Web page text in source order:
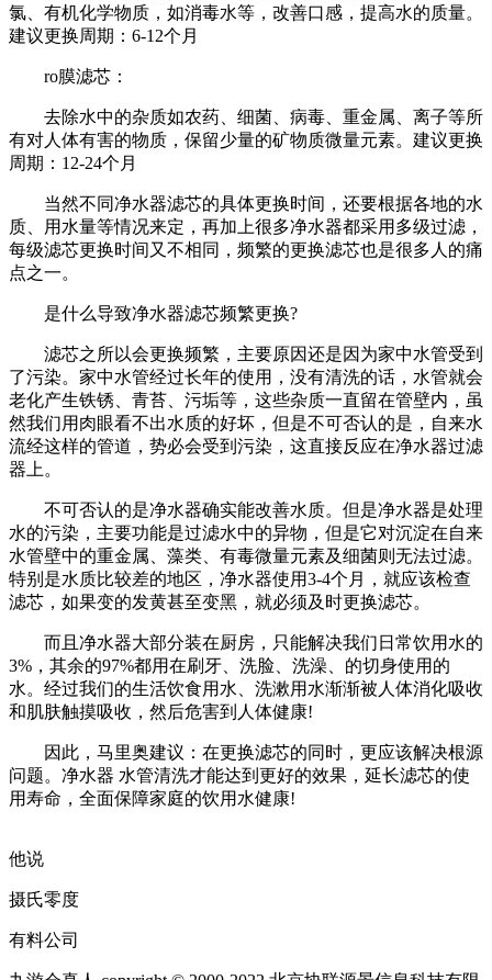
氯、有机化学物质，如消毒水等，改善口感，提高水的质量。
建议更换周期：6-12个月
ro膜滤芯：
去除水中的杂质如农药、细菌、病毒、重金属、离子等所
有对人体有害的物质，保留少量的矿物质微量元素。建议更换
周期：12-24个月
当然不同净水器滤芯的具体更换时间，还要根据各地的水
质、用水量等情况来定，再加上很多净水器都采用多级过滤，
每级滤芯更换时间又不相同，频繁的更换滤芯也是很多人的痛
点之一。
是什么导致净水器滤芯频繁更换?
滤芯之所以会更换频繁，主要原因还是因为家中水管受到
了污染。家中水管经过长年的使用，没有清洗的话，水管就会
老化产生铁锈、青苔、污垢等，这些杂质一直留在管壁内，虽
然我们用肉眼看不出水质的好坏，但是不可否认的是，自来水
流经这样的管道，势必会受到污染，这直接反应在净水器过滤
器上。
不可否认的是净水器确实能改善水质。但是净水器是处理
水的污染，主要功能是过滤水中的异物，但是它对沉淀在自来
水管壁中的重金属、藻类、有毒微量元素及细菌则无法过滤。
特别是水质比较差的地区，净水器使用3-4个月，就应该检查
滤芯，如果变的发黄甚至变黑，就必须及时更换滤芯。
而且净水器大部分装在厨房，只能解决我们日常饮用水的
3%，其余的97%都用在刷牙、洗脸、洗澡、的切身使用的
水。经过我们的生活饮食用水、洗漱用水渐渐被人体消化吸收
和肌肤触摸吸收，然后危害到人体健康!
因此，马里奥建议：在更换滤芯的同时，更应该解决根源
问题。净水器 水管清洗才能达到更好的效果，延长滤芯的使
用寿命，全面保障家庭的饮用水健康!
他说
摄氏零度
有料公司